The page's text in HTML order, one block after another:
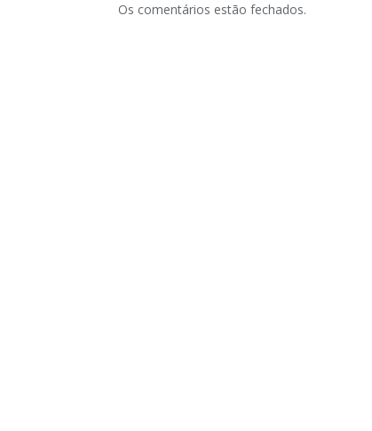
Os comentários estão fechados.